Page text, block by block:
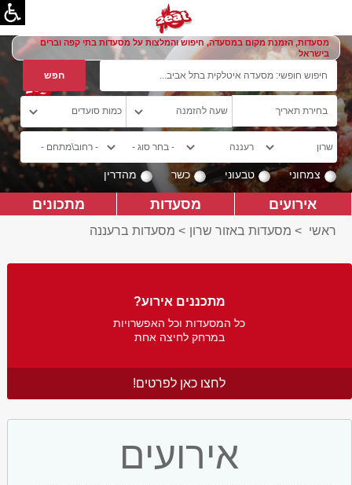
מסעדות, הזמנת מקום במסעדה, חיפוש והמלצות על מסעדות בתי קפה וברים
בישראל
צמחוני טבעוני כשר מהדרין
אירועים מסעדות מתכונים
ראשי > מסעדות באזור שרון > מסעדות ברעננה
מתכננים אירוע?
כל המסעדות וכל האפשרויות
במרחק לחיצה אחת
לחצו כאן לפרטים!
אירועים